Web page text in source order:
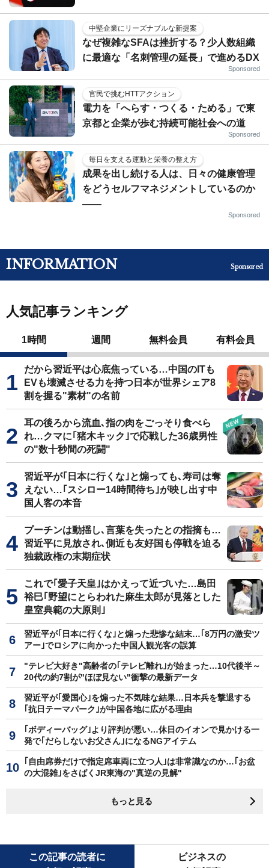
中堅企業にリーズナブルな新提案
なぜ複雑なSFAは挫折する？少人数組織
に最適な「名刺管理の延長」で進めるDX
Sponsored
官民で挑むHTTアクション
電力を「へらす・つくる・ためる」で東
京都と企業が歩む持続可能社会への道
Sponsored
毎日を支える運動と栄養の整え方
成果を出し続ける人は、日々の健康管理
をどうセルフマネジメントしているのか
——
Sponsored
INFORMATION Sponsored
人気記事ランキング
1時間 週間 無料会員 有料会員
だから習近平は心底焦っている…中国のITも
EVも壊滅させる力を持つ日本が世界シェア8
割を握る"素材"の名前
耳の後ろから流血､指の肉をごっそり食べら
れ…クマに｢猪木キック｣で応戦した36歳男性
の"数十秒間の死闘"
習近平が｢日本に行くな｣と煽っても､寿司は奪
えない…｢スシロー14時間待ち｣が映し出す中
国人客の本音
プーチンは動揺し､言葉を失ったとの指摘も…
習近平に見放され､側近も友好国も停戦を迫る
独裁政権の末期症状
これで｢愛子天皇｣はかえって近づいた…島田
裕巳｢野望にとらわれた麻生太郎が見落とした
皇室典範の大原則｣
習近平が｢日本に行くな｣と煽った悲惨な結末…｢8万円の激安ツ
アー｣でロシアに向かった中国人観光客の誤算
"テレビ大好き"高齢者の｢テレビ離れ｣が始まった…10代後半～
20代の約7割が"ほぼ見ない"衝撃の最新データ
習近平が｢愛国心｣を煽った不気味な結果…日本兵を撃退する
｢抗日テーマパーク｣が中国各地に広がる理由
｢ボディーバッグ｣より評判が悪い…休日のイオンで見かける一
発で｢だらしないお父さん｣になるNGアイテム
｢自由席券だけで指定席車両に立つ人｣は非常識なのか…｢お盆
の大混雑｣をさばくJR東海の"真逆の見解"
もっと見る
この記事の読者に
ビジネスの